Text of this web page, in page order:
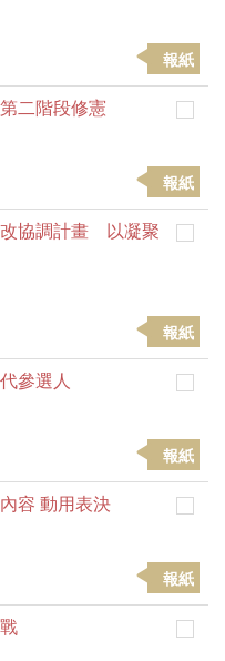
報紙
二階段修憲
報紙
改協調計畫 以凝聚
報紙
參選人
報紙
容 動用表決
報紙